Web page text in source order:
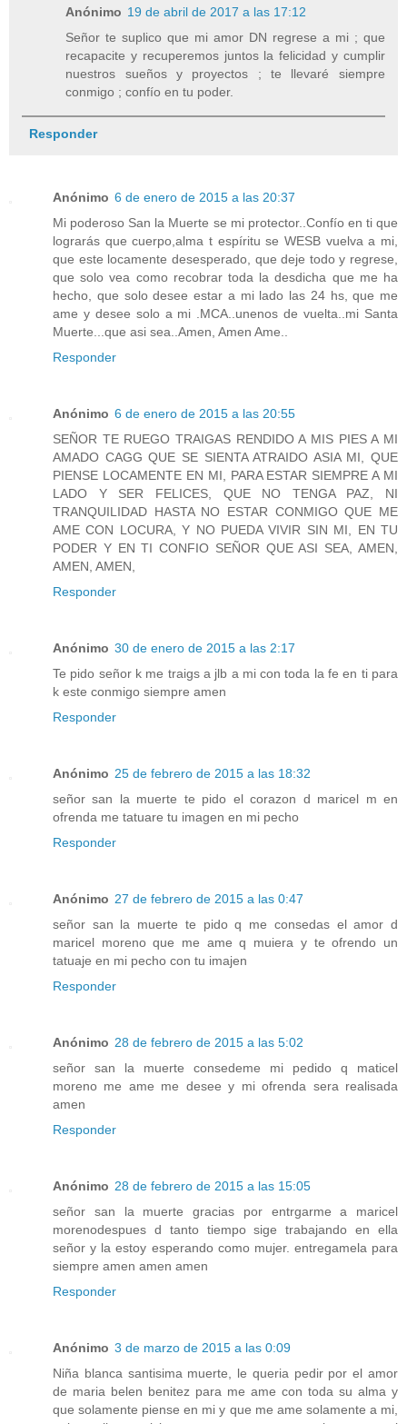
Anónimo 19 de abril de 2017 a las 17:12
Señor te suplico que mi amor DN regrese a mi ; que
recapacite y recuperemos juntos la felicidad y cumplir
nuestros sueños y proyectos ; te llevaré siempre
conmigo ; confío en tu poder.
Responder
Anónimo 6 de enero de 2015 a las 20:37
Mi poderoso San la Muerte se mi protector..Confío en ti que
lograrás que cuerpo,alma t espíritu se WESB vuelva a mi,
que este locamente desesperado, que deje todo y regrese,
que solo vea como recobrar toda la desdicha que me ha
hecho, que solo desee estar a mi lado las 24 hs, que me
ame y desee solo a mi .MCA..unenos de vuelta..mi Santa
Muerte...que asi sea..Amen, Amen Ame..
Responder
Anónimo 6 de enero de 2015 a las 20:55
SEÑOR TE RUEGO TRAIGAS RENDIDO A MIS PIES A MI
AMADO CAGG QUE SE SIENTA ATRAIDO ASIA MI, QUE
PIENSE LOCAMENTE EN MI, PARA ESTAR SIEMPRE A MI
LADO Y SER FELICES, QUE NO TENGA PAZ, NI
TRANQUILIDAD HASTA NO ESTAR CONMIGO QUE ME
AME CON LOCURA, Y NO PUEDA VIVIR SIN MI, EN TU
PODER Y EN TI CONFIO SEÑOR QUE ASI SEA, AMEN,
AMEN, AMEN,
Responder
Anónimo 30 de enero de 2015 a las 2:17
Te pido señor k me traigs a jlb a mi con toda la fe en ti para
k este conmigo siempre amen
Responder
Anónimo 25 de febrero de 2015 a las 18:32
señor san la muerte te pido el corazon d maricel m en
ofrenda me tatuare tu imagen en mi pecho
Responder
Anónimo 27 de febrero de 2015 a las 0:47
señor san la muerte te pido q me consedas el amor d
maricel moreno que me ame q muiera y te ofrendo un
tatuaje en mi pecho con tu imajen
Responder
Anónimo 28 de febrero de 2015 a las 5:02
señor san la muerte consedeme mi pedido q maticel
moreno me ame me desee y mi ofrenda sera realisada
amen
Responder
Anónimo 28 de febrero de 2015 a las 15:05
señor san la muerte gracias por entrgarme a maricel
morenodespues d tanto tiempo sige trabajando en ella
señor y la estoy esperando como mujer. entregamela para
siempre amen amen amen
Responder
Anónimo 3 de marzo de 2015 a las 0:09
Niña blanca santisima muerte, le queria pedir por el amor
de maria belen benitez para me ame con toda su alma y
que solamente piense en mi y que me ame solamente a mi,